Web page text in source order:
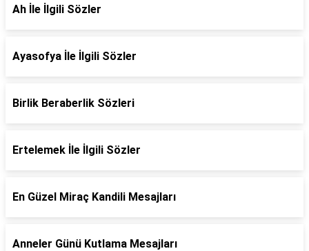
Ah İle İlgili Sözler
Ayasofya İle İlgili Sözler
Birlik Beraberlik Sözleri
Ertelemek İle İlgili Sözler
En Güzel Miraç Kandili Mesajları
Anneler Günü Kutlama Mesajları